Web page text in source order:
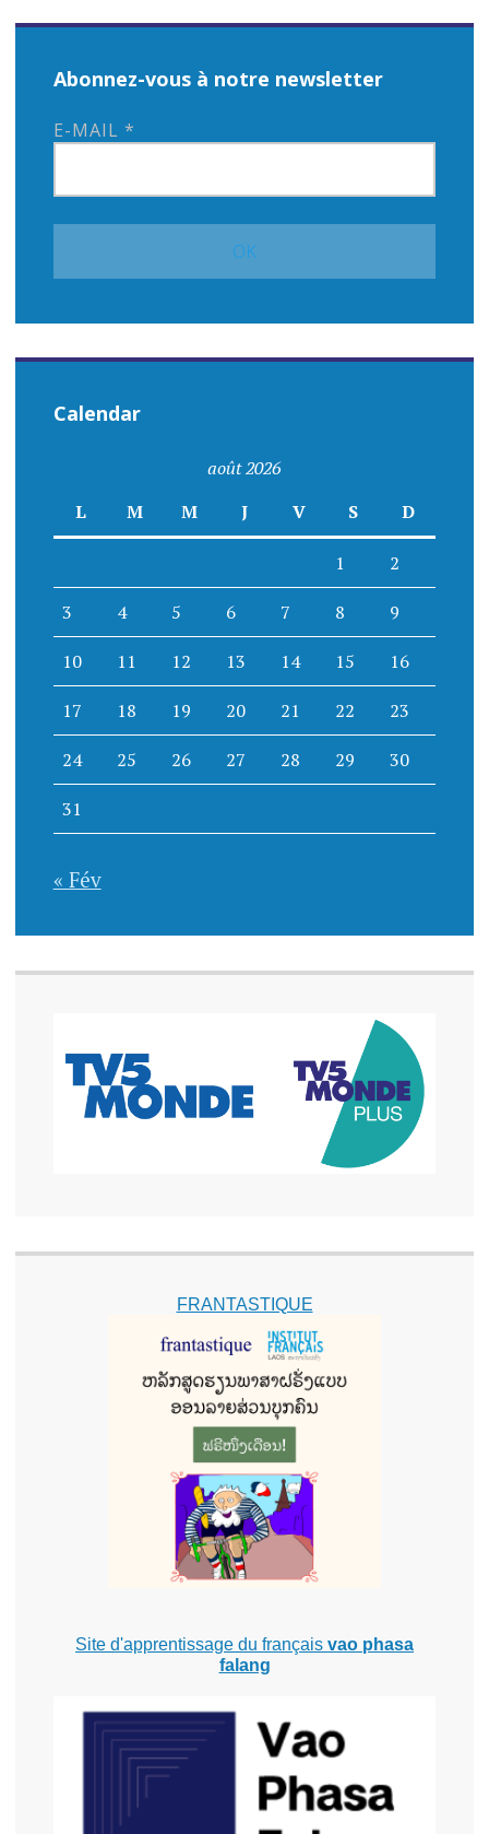
Abonnez-vous à notre newsletter
E-MAIL *
Calendar
août 2026
L
M M J V S D
1 2
3 4 5 6 7 8 9
10 11 12 13 14 15 16
17 18 19 20 21 22 23
24 25 26 27 28 29 30
31
« Fév
FRANTASTIQUE
Site d'apprentissage du français vao phasa
falang